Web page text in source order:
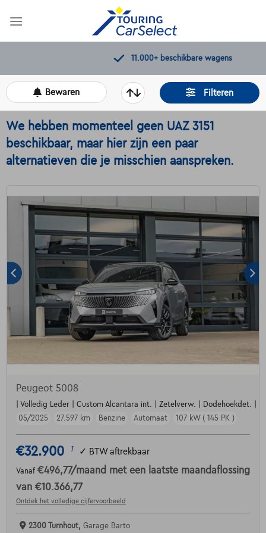
11.000+beschikbare wagens
Filteren
Bewaren
We hebben momenteel geen UAZ 3151
beschikbaar, maar hier zijn een paar
alternatieven die je misschien aanspreken.
Peugeot 5008
| Volledig Leder | Custom Alcantara int. | Zetelverw. | Dodehoekdet. |
05/2025
27.597 km Benzine Automaat 107 kW ( 145 PK )
€32.900 1 ✓ BTW aftrekbaar
Vanaf €496,77/maand met een laatste maandaflossing
van €10.366,77
Ontdek het volledige cijfervoorbeeld
2300 Turnhout, Garage Barto